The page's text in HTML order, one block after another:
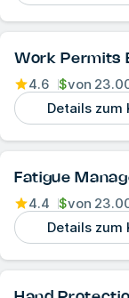
Work Permits
4.6 $von
Details zum
Fatigue
4.4 $von
Details zum